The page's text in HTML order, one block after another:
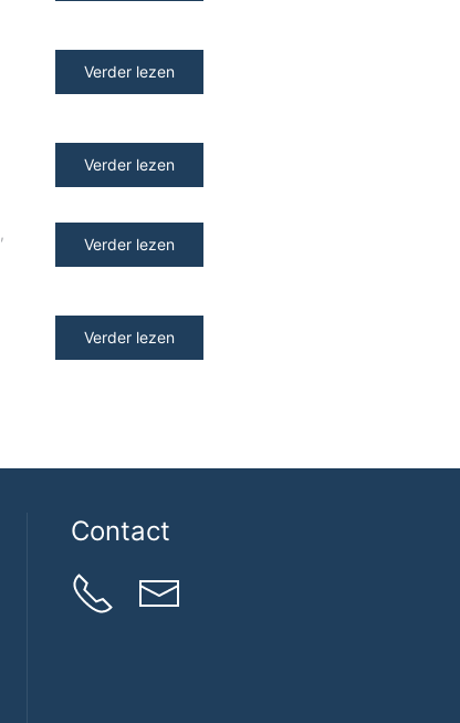
Verder lezen
Verder lezen
,
Verder lezen
Verder lezen
Contact